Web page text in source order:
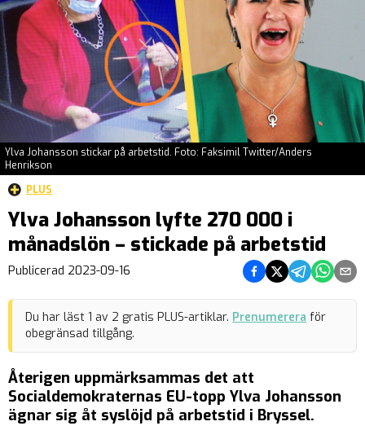
Ylva Johansson stickar på arbetstid. Foto: Faksimil Twitter/Anders
Henrikson
PLUS
Ylva Johansson lyfte 270 000 i
månadslön – stickade på arbetstid
Publicerad 2023-09-16 Dela på Facebook
Dela på Twitter
Dela påDela på
Dela
Du har läst 1 av 2 gratis PLUS-artiklar. Prenumerera för
obegränsad tillgång.
Återigen uppmärksammas det att
Socialdemokraternas EU-topp Ylva Johansson
ägnar sig åt syslöjd på arbetstid i Bryssel.